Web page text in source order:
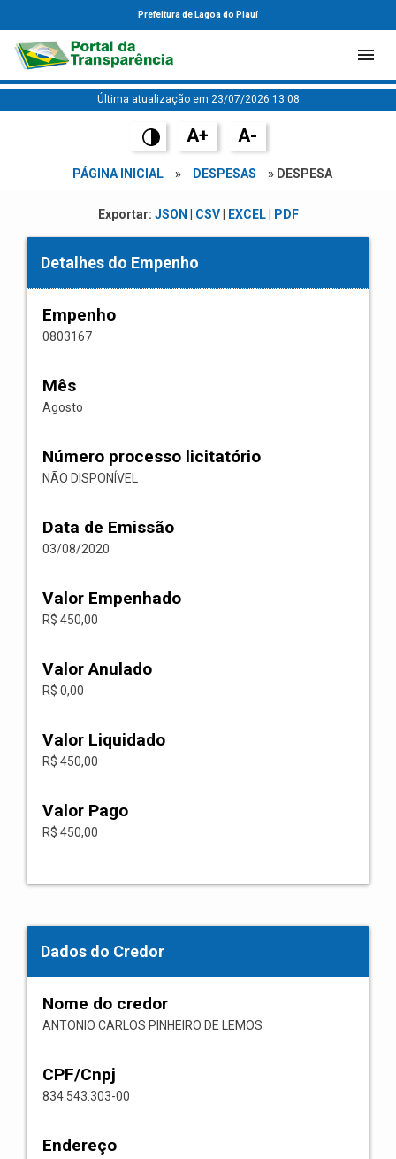
Prefeitura de Lagoa do Piauí
Última atualização em 23/07/2026 13:08
A+ A-
PÁGINA INICIAL » DESPESAS » DESPESA
Exportar: JSON CSV| EXCEL| PDF
Detalhes do Empenho
Empenho
0803167
Mês
Agosto
Número processo licitatório
NÃO DISPONÍVEL
Data de Emissão
03/08/2020
Valor Empenhado
R$ 450,00
Valor Anulado
R$ 0,00
Valor Liquidado
R$ 450,00
Valor Pago
R$ 450,00
Dados do Credor
Nome do credor
ANTONIO CARLOS PINHEIRO DE LEMOS
CPF/Cnpj
834.543.303-00
Endereço